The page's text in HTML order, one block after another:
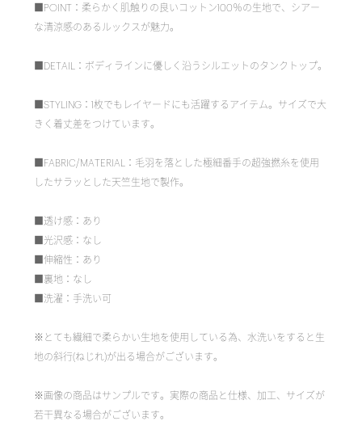
■POINT：柔らかく肌触りの良いコットン100％の生地で、シアー
な清涼感のあるルックスが魅力。
■DETAIL：ボディラインに優しく沿うシルエットのタンクトップ。
■STYLING：1枚でもレイヤードにも活躍するアイテム。サイズで大
きく着丈差をつけています。
■FABRIC/MATERIAL：毛羽を落とした極細番手の超強撚糸を使用
したサラッとした天竺生地で製作。
■透け感：あり
■光沢感：なし
■伸縮性：あり
■裏地：なし
■洗濯：手洗い可
※とても繊細で柔らかい生地を使用している為、水洗いをすると生
地の斜行(ねじれ)が出る場合がございます。
※画像の商品はサンプルです。実際の商品と仕様、加工、サイズが
若干異なる場合がございます。